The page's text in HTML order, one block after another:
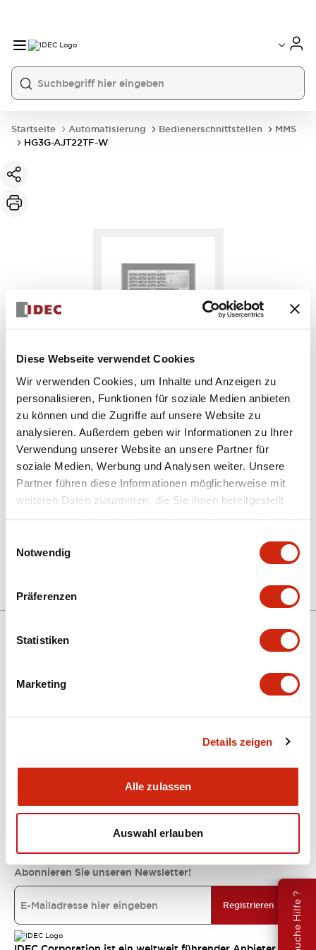
Diese Webseite verwendet Cookies
Wir verwenden Cookies, um Inhalte und Anzeigen zu
personalisieren, Funktionen für soziale Medien anbieten
zu können und die Zugriffe auf unsere Website zu
analysieren. Außerdem geben wir Informationen zu Ihrer
Verwendung unserer Website an unsere Partner für
soziale Medien, Werbung und Analysen weiter. Unsere
Partner führen diese Informationen möglicherweise mit
weiteren Daten zusammen, die Sie ihnen bereitgestellt
haben oder die sie im Rahmen Ihrer Nutzung der Dienste
Notwendig
Präferenzen
Statistiken
Marketing
Details zeigen
Alle zulassen
Auswahl erlauben
Brauche Hilfe ?
Startseite Automatisierung Bedienerschnittstellen
MMS
HG3G-AJT22TF-W
HG3G-AJT22TF-W
PROGRAMMIERBARES DISPLAY
Ressourcen und Dokumente
Über IDEC
IDEC-Verpflichtungen
Abonnieren Sie unseren Newsletter!
Registrieren